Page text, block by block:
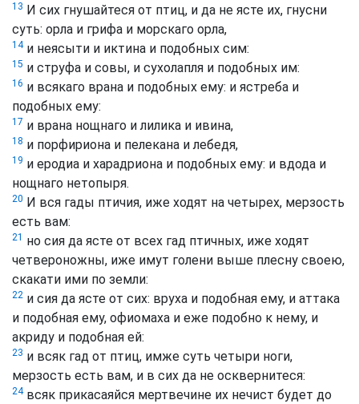
13 И сих гнушайтеся от птиц, и да не ясте их, гнусни
суть: орла и грифа и морскаго орла,
14и неясыти и иктина и подобных сим:
15 и струфа и совы, и сухолапля и подобных им:
16 и всякаго врана и подобных ему: и ястреба и
подобных ему:
17 и врана нощнаго и лилика и ивина,
18 и порфириона и пелекана и лебедя,
19 и еродиа и харадриона и подобных ему: и вдода и
нощнаго нетопыря.
20 И вся гады птичия, иже ходят на четырех, мерзость
есть вам:
21 но сия да ясте от всех гад птичных, иже ходят
четвероножны, иже имут голени выше плесну своею,
скакати ими по земли:
22 и сия да ясте от сих: вруха и подобная ему, и аттака
и подобная ему, офиомаха и еже подобно к нему, и
акриду и подобная ей:
23 и всяк гад от птиц, имже суть четыри ноги,
мерзость есть вам, и в сих да не осквернитеся:
24всяк прикасаяйся мертвечине их нечист будет до